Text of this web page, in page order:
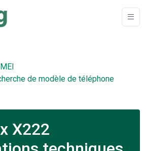
de modèle de téléphone
X222